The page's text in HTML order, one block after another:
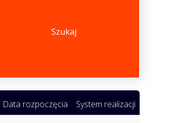
Szukaj
Data rozpoczęcia System realizacji